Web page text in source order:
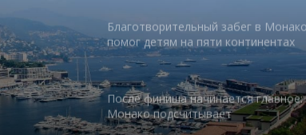
в
После финиша начинается главное:
Монако подсчитывает
экономическую ценность Гран-при
Формулы-1
Отели Монако стали главным
драйвером роста индустрии
гостеприимства